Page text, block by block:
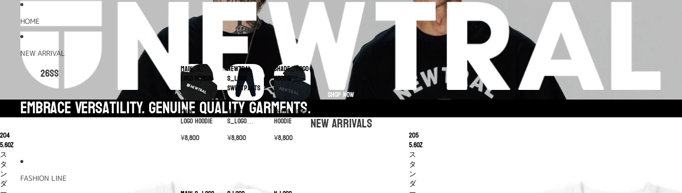
HOME
NEW ARRIVAL
26SS MAIN_S_
LOGO Hoodie
MAIN_S_
LOGO Hoodie
¥8,800
NEWTRAL
S_Logo
Sweatpants
NEWTRAL
S_Logo
¥8,800
SHADE_ LOGO
Hoodie
SHADE_ LOGO
Hoodie
¥8,800
FASHION LINE
Shop now
Embrace Versatility. Genuine quality garments.
New Arrivals
204
5.6oz
ス
タ
ン
ダ
205
5.6oz
ス
タ
ン
ダ